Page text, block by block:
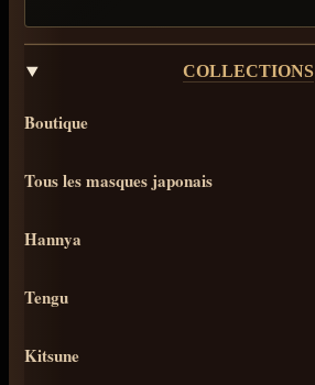
COLLECTIONS
Boutique
Tous les masques japonais
Hannya
Tengu
Kitsune